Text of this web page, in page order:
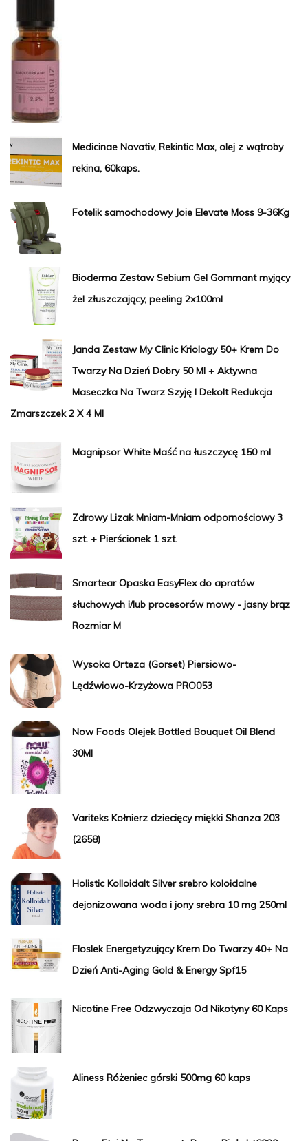
Medicinae Novativ, Rekintic Max, olej z wątroby
rekina, 60kaps.
Fotelik samochodowy Joie Elevate Moss 9-36Kg
Bioderma Zestaw Sebium Gel Gommant myjący
żel złuszczający, peeling 2x100ml
Janda Zestaw My Clinic Kriology 50+ Krem Do
Twarzy Na Dzień Dobry 50 Ml + Aktywna
Maseczka Na Twarz Szyję I Dekolt Redukcja
Zmarszczek 2 X 4 Ml
Magnipsor White Maść na łuszczycę 150 ml
Zdrowy Lizak Mniam-Mniam odpornościowy 3
szt. + Pierścionek 1 szt.
Smartear Opaska EasyFlex do apratów
słuchowych i/lub procesorów mowy - jasny brąz
Rozmiar M
Wysoka Orteza (Gorset) Piersiowo-
Lędźwiowo-Krzyżowa PRO053
Now Foods Olejek Bottled Bouquet Oil Blend
30Ml
Variteks Kołnierz dziecięcy miękki Shanza 203
(2658)
Holistic Kolloidalt Silver srebro koloidalne
dejonizowana woda i jony srebra 10 mg 250ml
Floslek Energetyzujący Krem Do Twarzy 40+ Na
Dzień Anti-Aging Gold & Energy Spf15
Nicotine Free Odzwyczaja Od Nikotyny 60 Kaps
Aliness Różeniec górski 500mg 60 kaps